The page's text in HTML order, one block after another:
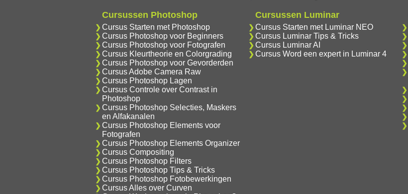
Cursussen Photoshop
Cursus Starten met Photoshop
Cursus Photoshop voor Beginners
Cursus Photoshop voor Fotografen
Cursus Kleurtheorie en Colorgrading
Cursus Photoshop voor Gevorderden
Cursus Adobe Camera Raw
Cursus Photoshop Lagen
Cursus Controle over Contrast in
Photoshop
Cursus Photoshop Selecties, Maskers
en Alfakanalen
Cursus Photoshop Elements voor
Fotografen
Cursus Photoshop Elements Organizer
Cursus Compositing
Cursus Photoshop Filters
Cursus Photoshop Tips & Tricks
Cursus Photoshop Fotobewerkingen
Cursus Alles over Curven
Cursussen Luminar
Cursus Starten met Luminar NEO
Cursus Luminar Tips & Tricks
Cursus Luminar AI
Cursus Word een expert in Luminar 4